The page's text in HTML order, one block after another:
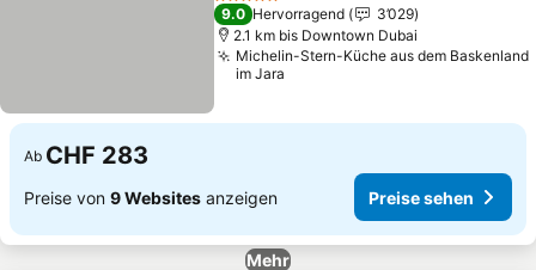
5 Sterne
9.0 Hervorragend
3’029
2.1 km bis Downtown Dubai
Michelin-Stern-Küche aus dem Baskenland
im Jara
Ab CHF 283
Preise von 9 Websites anzeigen Preise sehen
Mehr